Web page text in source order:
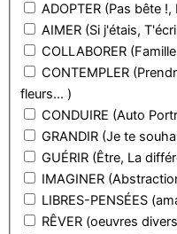
ADOPTER (Pas bête
AIMER (Si j'étais,
COLLABORER
CONTEMPLER
fleurs... )
CONDUIRE (Auto
GRANDIR (Je te
GUÉRIR (Être, La
IMAGINER
LIBRES-PENSÉES
RÊVER (oeuvres